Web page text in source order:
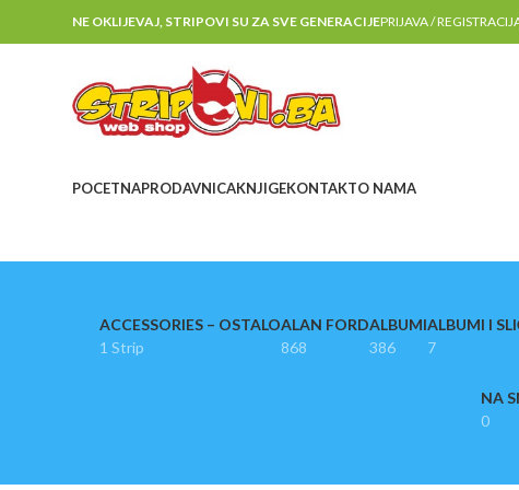
NE OKLIJEVAJ, STRIPOVI SU ZA SVE GENERACIJEPRIJAVA /
POCETNAPRODAVNICAKNJIGEKONTAKTO NAMA
ACCESSORIES – OSTALO
1 Strip
ALAN FORD
868
ALBUMI
386
ALBUMI I
7
NA
0